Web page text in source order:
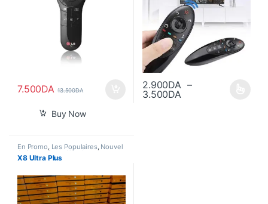
7.500DA 13.500DA
Buy Now
2.900DA –
3.500DA
Ce produit a plusieurs
En Promo, Les Populaires, Nouvel
Arrivage Smart Watch
X8 Ultra Plus